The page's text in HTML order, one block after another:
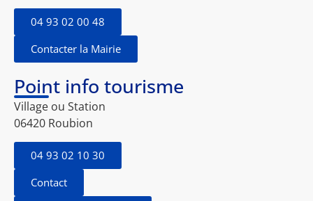
04 93 02 00 48
Contacter la Mairie
Point info tourisme
Village ou Station
06420 Roubion
04 93 02 10 30
Contact